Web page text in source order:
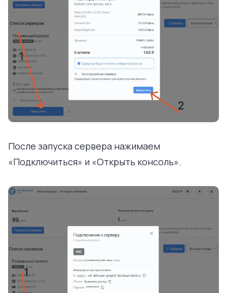
После запуска сервера нажимаем ​
«Подключиться» и «Открыть консоль».